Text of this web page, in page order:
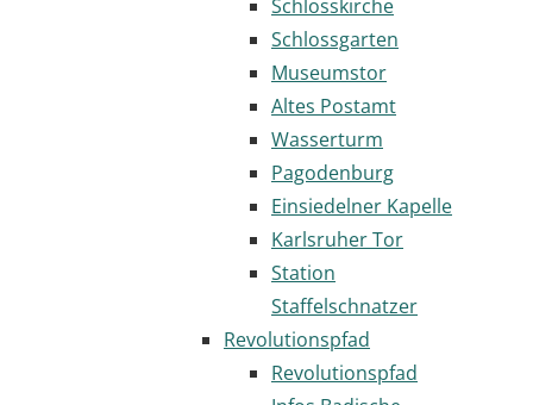
Schlosskirche
Schlossgarten
Museumstor
Altes Postamt
Wasserturm
Pagodenburg
Einsiedelner Kapelle
Karlsruher Tor
Station
Staffelschnatzer
Revolutionspfad
Revolutionspfad